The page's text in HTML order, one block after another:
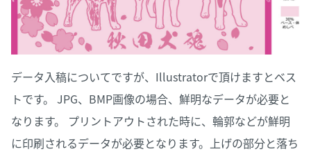
データ入稿についてですが、Illustratorで頂けますとベス
トです。 JPG、BMP画像の場合、鮮明なデータが必要と
なります。 プリントアウトされた時に、輪郭などが鮮明
に印刷されるデータが必要となります。上げの部分と落ち